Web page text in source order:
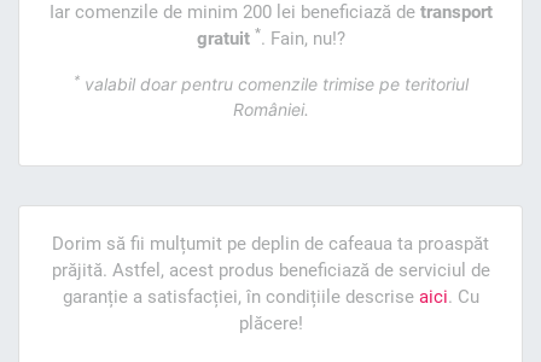
Iar comenzile de minim 200 lei beneficiază de transport
gratuit *. Fain, nu!?
*valabil doar pentru comenzile trimise pe teritoriul
României.
Dorim să fii mulțumit pe deplin de cafeaua ta proaspăt
prăjită. Astfel, acest produs beneficiază de serviciul de
garanție a satisfacției, în condițiile descrise aici. Cu
plăcere!